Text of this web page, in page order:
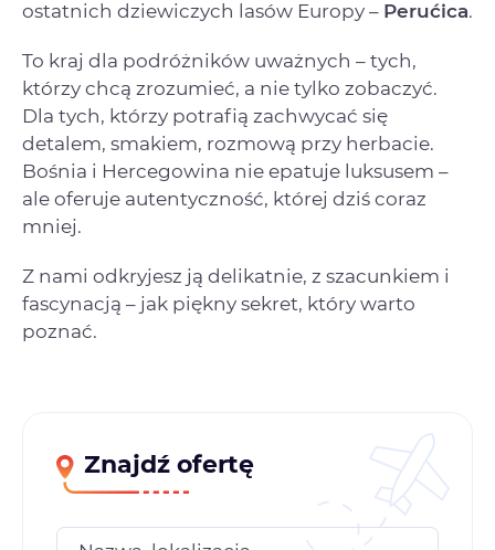
ostatnich dziewiczych lasów Europy – Perućica.
To kraj dla podróżników uważnych – tych,
którzy chcą zrozumieć, a nie tylko zobaczyć.
Dla tych, którzy potrafią zachwycać się
detalem, smakiem, rozmową przy herbacie.
Bośnia i Hercegowina nie epatuje luksusem –
ale oferuje autentyczność, której dziś coraz
mniej.
Z nami odkryjesz ją delikatnie, z szacunkiem i
fascynacją – jak piękny sekret, który warto
poznać.
Znajdź ofertę